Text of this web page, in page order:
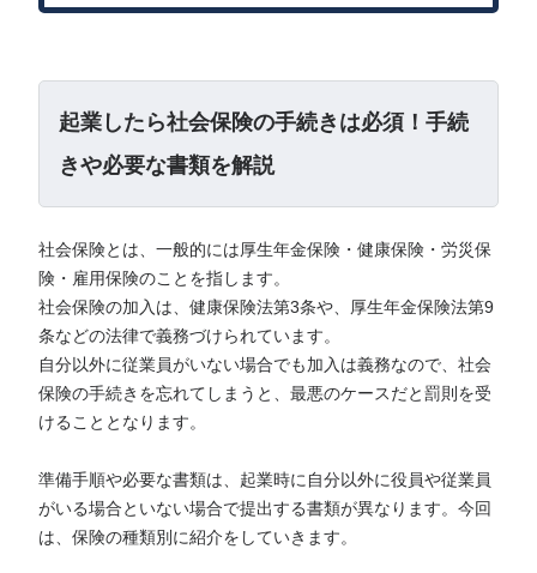
起業したら社会保険の手続きは必須！手続
きや必要な書類を解説
社会保険とは、一般的には厚生年金保険・健康保険・労災保
険・雇用保険のことを指します。
社会保険の加入は、健康保険法第3条や、厚生年金保険法第9
条などの法律で義務づけられています。
自分以外に従業員がいない場合でも加入は義務なので、社会
保険の手続きを忘れてしまうと、最悪のケースだと罰則を受
けることとなります。
準備手順や必要な書類は、起業時に自分以外に役員や従業員
がいる場合といない場合で提出する書類が異なります。今回
は、保険の種類別に紹介をしていきます。